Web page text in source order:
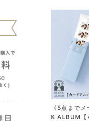
《5点まで
K ALBUM【